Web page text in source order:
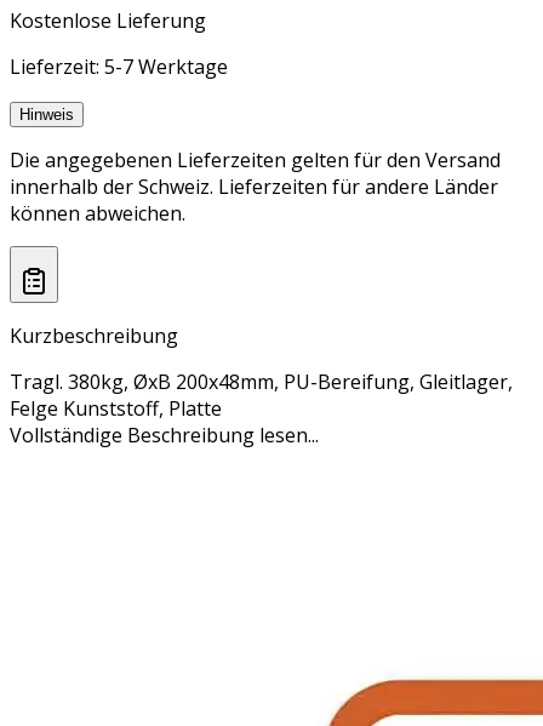
Kostenlose Lieferung
Lieferzeit: 5-7 Werktage
Hinweis
Die angegebenen Lieferzeiten gelten für den Versand
innerhalb der Schweiz. Lieferzeiten für andere Länder
können abweichen.
Kurzbeschreibung
Tragl. 380kg, ØxB 200x48mm, PU-Bereifung, Gleitlager,
Felge Kunststoff, Platte
Vollständige Beschreibung lesen...